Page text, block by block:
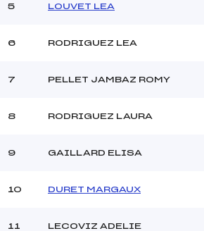
Météo :
Pénalité appliquée :
5 LOUVET LEA
6 RODRIGUEZ LEA
7 PELLET JAMBAZ ROMY
8 RODRIGUEZ LAURA
9 GAILLARD ELISA
10 DURET MARGAUX
11 LECOVIZ ADELIE